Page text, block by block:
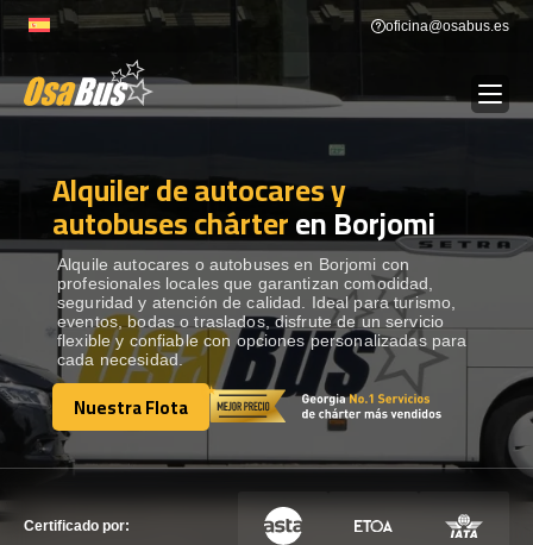
to
oficina@osabus.es
ALQUILER DE AUTOCARES
DESTINOS Show dropdown
RECORRIDAS Show dropdown
FLOTA
Alquiler de autocares y
autobuses chárteren Borjomi
Alquile autocares o autobuses en Borjomi con
profesionales locales que garantizan comodidad,
seguridad y atención de calidad. Ideal para turismo,
eventos, bodas o traslados, disfrute de un servicio
flexible y confiable con opciones personalizadas para
cada necesidad.
Nuestra Flota
Nuestra Flota
Certificado por: